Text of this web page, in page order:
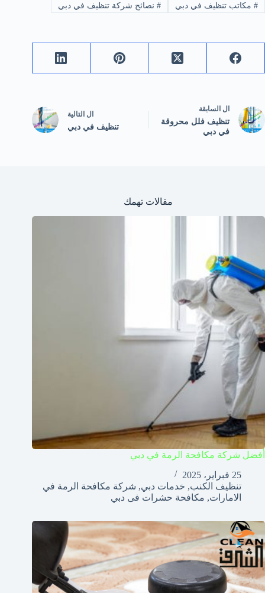
#مكاتب تنظيف في دبي #نصائح شركة تنظيف في دبي
ال السابقة
تنظيف فلل محروقة
في دبي
ال التالية
تنظيف في دبي
مقالات تهمك
أفضل شركة مكافحة الرمة في دبي
25 فبراير، 2025
تنظيف الكنب, خدمات دبي, شركة مكافحة الرمة في
الامارات, مكافحة حشرات فى دبي